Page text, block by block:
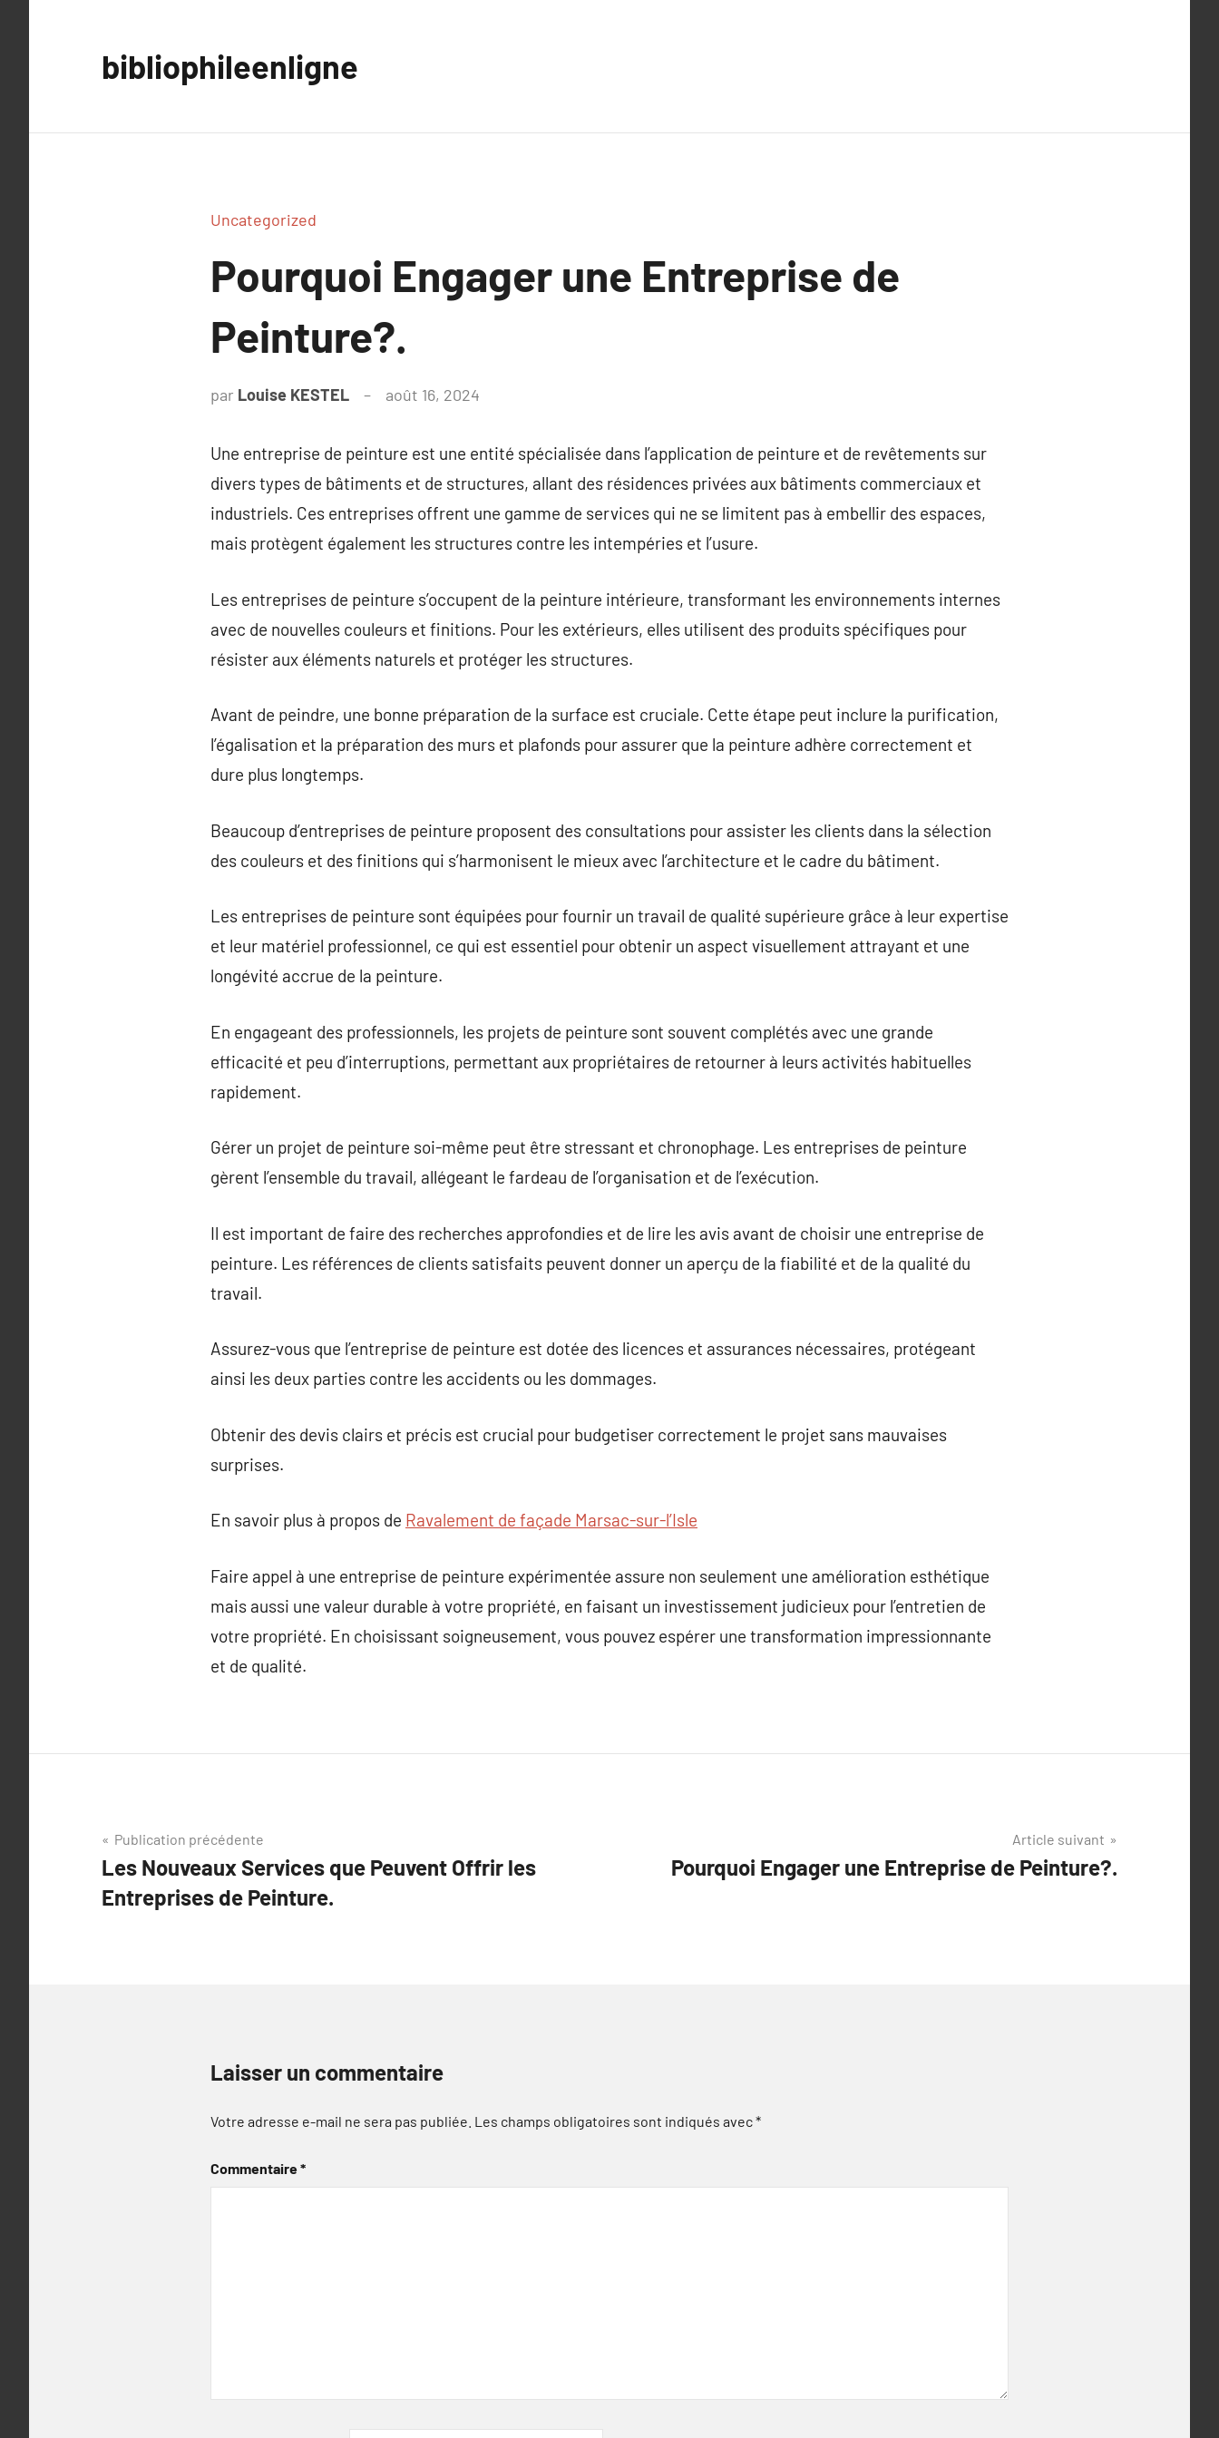
bibliophileenligne
Uncategorized
Pourquoi Engager une Entreprise de
Peinture?.
par Louise KESTEL août 16, 2024
Une entreprise de peinture est une entité spécialisée dans l’application de peinture et de revêtements sur
divers types de bâtiments et de structures, allant des résidences privées aux bâtiments commerciaux et
industriels. Ces entreprises offrent une gamme de services qui ne se limitent pas à embellir des espaces,
mais protègent également les structures contre les intempéries et l’usure.
Les entreprises de peinture s’occupent de la peinture intérieure, transformant les environnements internes
avec de nouvelles couleurs et finitions. Pour les extérieurs, elles utilisent des produits spécifiques pour
résister aux éléments naturels et protéger les structures.
Avant de peindre, une bonne préparation de la surface est cruciale. Cette étape peut inclure la purification,
l’égalisation et la préparation des murs et plafonds pour assurer que la peinture adhère correctement et
dure plus longtemps.
Beaucoup d’entreprises de peinture proposent des consultations pour assister les clients dans la sélection
des couleurs et des finitions qui s’harmonisent le mieux avec l’architecture et le cadre du bâtiment.
Les entreprises de peinture sont équipées pour fournir un travail de qualité supérieure grâce à leur expertise
et leur matériel professionnel, ce qui est essentiel pour obtenir un aspect visuellement attrayant et une
longévité accrue de la peinture.
En engageant des professionnels, les projets de peinture sont souvent complétés avec une grande
efficacité et peu d’interruptions, permettant aux propriétaires de retourner à leurs activités habituelles
rapidement.
Gérer un projet de peinture soi-même peut être stressant et chronophage. Les entreprises de peinture
gèrent l’ensemble du travail, allégeant le fardeau de l’organisation et de l’exécution.
Il est important de faire des recherches approfondies et de lire les avis avant de choisir une entreprise de
peinture. Les références de clients satisfaits peuvent donner un aperçu de la fiabilité et de la qualité du
travail.
Assurez-vous que l’entreprise de peinture est dotée des licences et assurances nécessaires, protégeant
ainsi les deux parties contre les accidents ou les dommages.
Obtenir des devis clairs et précis est crucial pour budgetiser correctement le projet sans mauvaises
surprises.
En savoir plus à propos de Ravalement de façade Marsac-sur-l’Isle
Faire appel à une entreprise de peinture expérimentée assure non seulement une amélioration esthétique
mais aussi une valeur durable à votre propriété, en faisant un investissement judicieux pour l’entretien de
votre propriété. En choisissant soigneusement, vous pouvez espérer une transformation impressionnante
et de qualité.
Navigation
de
l’article
Publication précédente
Les Nouveaux Services que Peuvent Offrir les
Entreprises de Peinture.
Article suivant
Pourquoi Engager une Entreprise de Peinture?.
Laisser un commentaire
Votre adresse e-mail ne sera pas publiée. Les champs obligatoires sont indiqués avec*
Commentaire*